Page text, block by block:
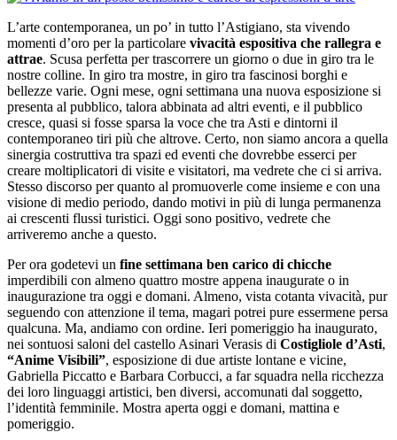
L’arte contemporanea, un po’ in tutto l’Astigiano, sta vivendo
momenti d’oro per la particolare vivacità espositiva che rallegra e
attrae. Scusa perfetta per trascorrere un giorno o due in giro tra le
nostre colline. In giro tra mostre, in giro tra fascinosi borghi e
bellezze varie. Ogni mese, ogni settimana una nuova esposizione si
presenta al pubblico, talora abbinata ad altri eventi, e il pubblico
cresce, quasi si fosse sparsa la voce che tra Asti e dintorni il
contemporaneo tiri più che altrove. Certo, non siamo ancora a quella
sinergia costruttiva tra spazi ed eventi che dovrebbe esserci per
creare moltiplicatori di visite e visitatori, ma vedrete che ci si arriva.
Stesso discorso per quanto al promuoverle come insieme e con una
visione di medio periodo, dando motivi in più di lunga permanenza
ai crescenti flussi turistici. Oggi sono positivo, vedrete che
arriveremo anche a questo.
Per ora godetevi un fine settimana ben carico di chicche
imperdibili con almeno quattro mostre appena inaugurate o in
inaugurazione tra oggi e domani. Almeno, vista cotanta vivacità, pur
seguendo con attenzione il tema, magari potrei pure essermene persa
qualcuna. Ma, andiamo con ordine. Ieri pomeriggio ha inaugurato,
nei sontuosi saloni del castello Asinari Verasis di Costigliole d’Asti,
“Anime Visibili”, esposizione di due artiste lontane e vicine,
Gabriella Piccatto e Barbara Corbucci, a far squadra nella ricchezza
dei loro linguaggi artistici, ben diversi, accomunati dal soggetto,
l’identità femminile. Mostra aperta oggi e domani, mattina e
pomeriggio.